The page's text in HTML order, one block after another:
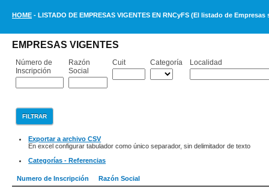
HOME - LISTADO DE EMPRESAS VIGENTES EN RNCyFS (El listado de
EMPRESAS VIGENTES
Número de
Inscripción
Razón
Social
Cuit Categoría Localidad
Exportar a archivo CSV
En excel configurar tabulador como único separador, sin delimitador de texto
Categorías - Referencias
Numero de Inscripción Razón Social